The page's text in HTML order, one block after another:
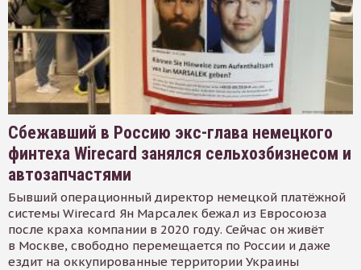
Сбежавший в Россию экс-глава немецкого
финтеха Wirecard занялся сельхозбизнесом и
автозапчастями
Бывший операционный директор немецкой платёжной
системы Wirecard Ян Марсалек бежал из Евросоюза
после краха компании в 2020 году. Сейчас он живёт
в Москве, свободно перемещается по России и даже
ездит на оккупированные территории Украины